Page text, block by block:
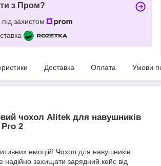
з Пром?
захистом
Доставка Оплата Умови
чохол Alitek для навушників
2
емоцій! Чохол для навушників
надійно захищати зарядний кейс від